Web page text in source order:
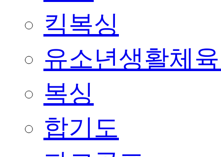
킥복싱
유소년생활체
복싱
합기도